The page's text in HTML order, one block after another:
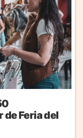
Feria del